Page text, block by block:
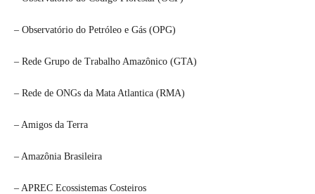
– Observatório do Petróleo e Gás (OPG)
– Rede Grupo de Trabalho Amazônico (GTA)
– Rede de ONGs da Mata Atlantica (RMA)
– Amigos da Terra
– Amazônia Brasileira
– APREC Ecossistemas Costeiros